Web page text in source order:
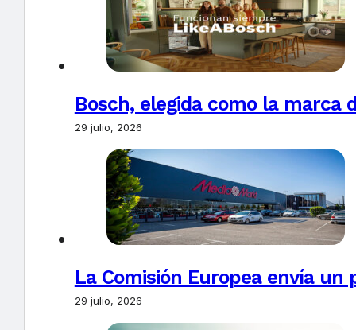
Bosch, elegida como la marca
29 julio, 2026
La Comisión Europea envía un
29 julio, 2026